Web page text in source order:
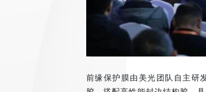
前缘保护膜由美光团队自主研